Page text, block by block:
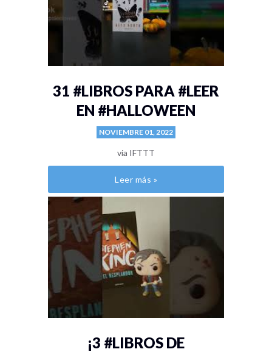
31 #LIBROS PARA #LEER
EN #HALLOWEEN
NOVIEMBRE 01, 2022
via IFTTT
Leer más »
¡3 #LIBROS DE